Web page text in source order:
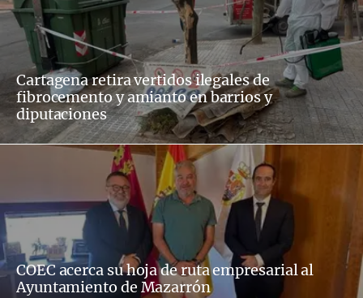
Cartagena retira vertidos ilegales de
fibrocemento y amianto en barrios y
diputaciones
COEC acerca su hoja de ruta empresarial al
Ayuntamiento de Mazarrón